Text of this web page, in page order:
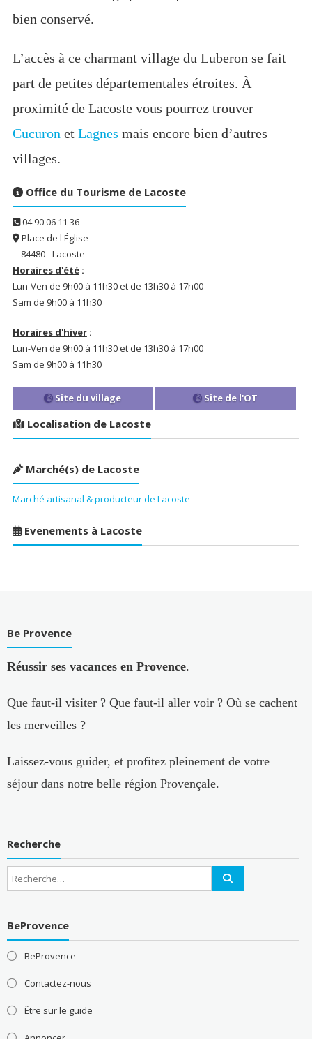
bien conservé.
L’accès à ce charmant village du Luberon se fait
part de petites départementales étroites. À
proximité de Lacoste vous pourrez trouver
Cucuron et Lagnes mais encore bien d’autres
villages.
Office du Tourisme de Lacoste
04 90 06 11 36
Place de l'Église
84480 - Lacoste
Horaires d'été:
Lun-Ven de 9h00 à 11h30 et de 13h30 à 17h00
Sam de 9h00 à 11h30
Horaires d'hiver:
Lun-Ven de 9h00 à 11h30 et de 13h30 à 17h00
Sam de 9h00 à 11h30
Site du village Site de l'OT
Localisation de Lacoste
Marché(s) de Lacoste
Marché artisanal & producteur de Lacoste
Evenements à Lacoste
Be Provence
Réussir ses vacances en Provence.
Que faut-il visiter ? Que faut-il aller voir ? Où se cachent
les merveilles ?
Laissez-vous guider, et profitez pleinement de votre
séjour dans notre belle région Provençale.
Recherche
BeProvence
BeProvence
Contactez-nous
Être sur le guide